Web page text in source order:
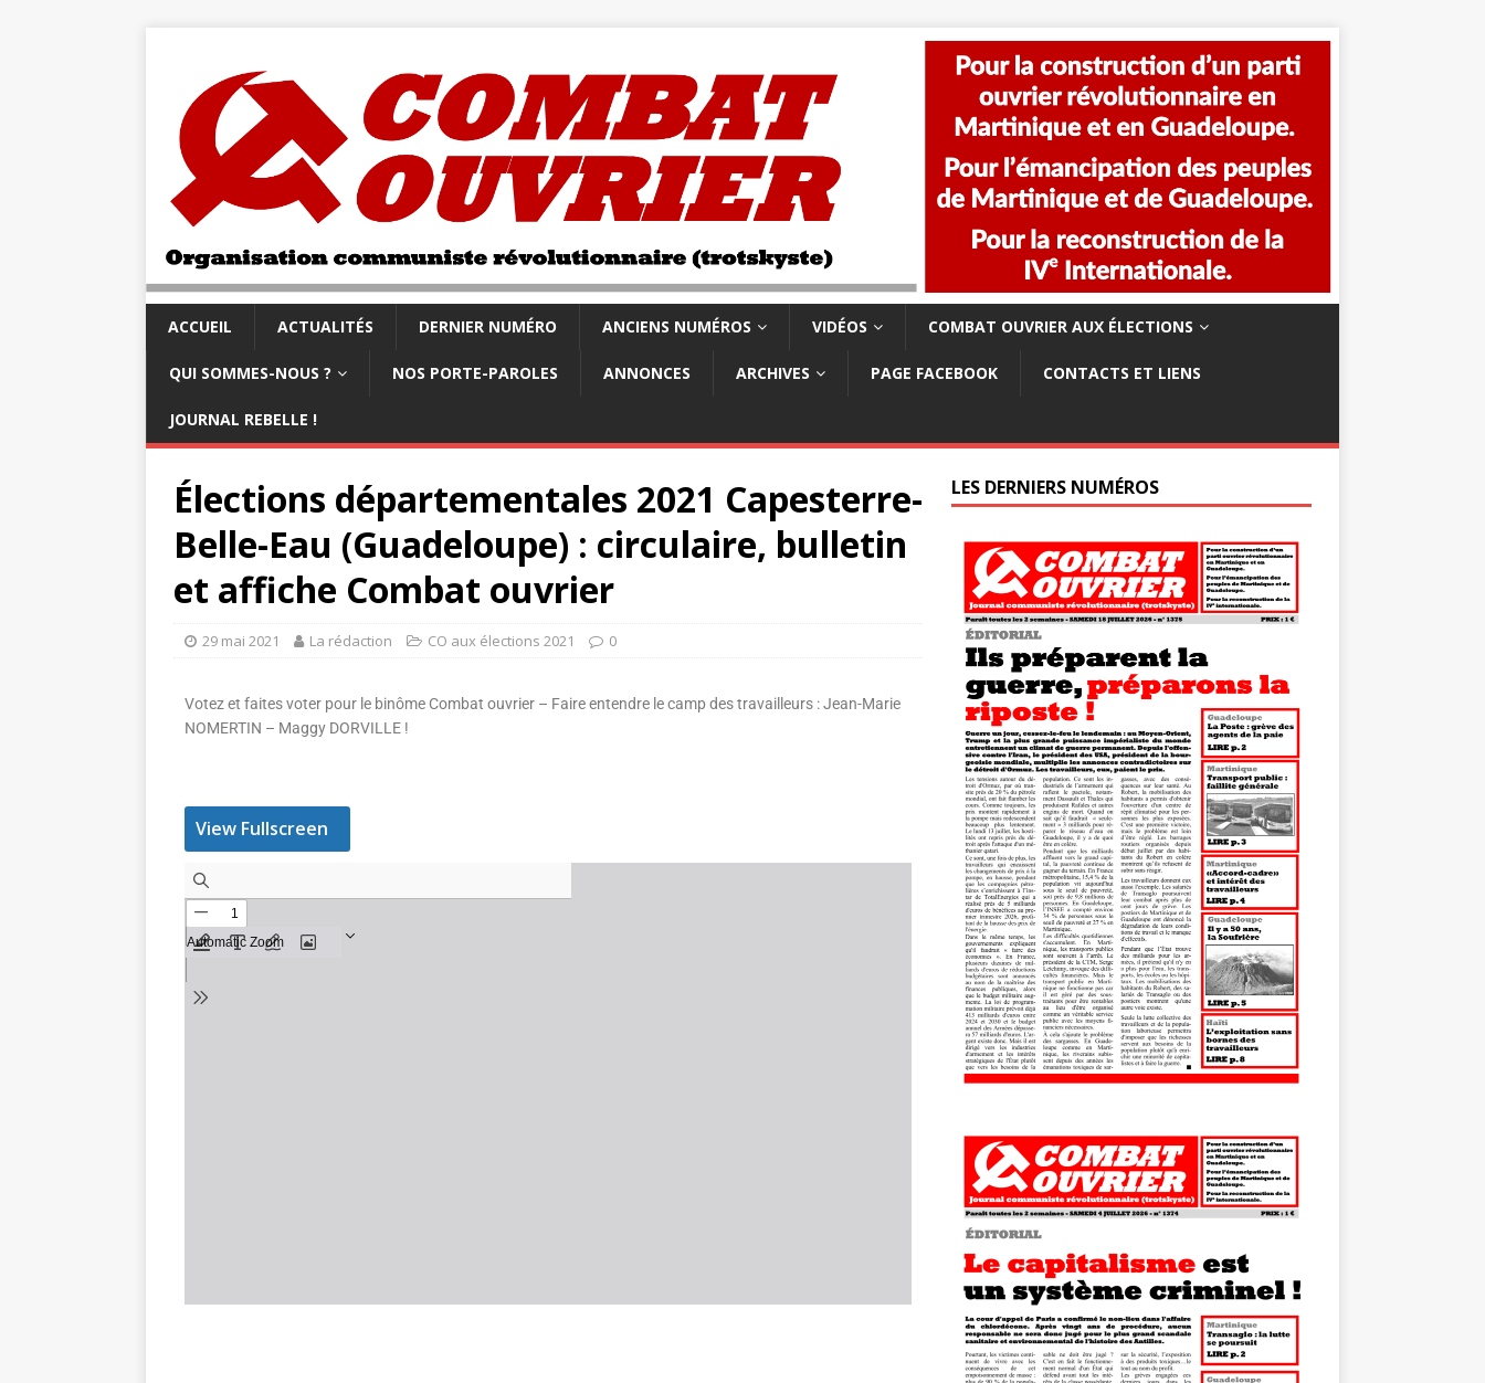
ACCUEIL ACTUALITÉS DERNIER NUMÉRO ANCIENS NUMÉROS VIDÉOS COMBAT OUVRIER AUX ÉLECTIONS
QUI SOMMES-NOUS ? NOS PORTE-PAROLES ANNONCES ARCHIVES PAGE FACEBOOK CONTACTS ET LIENS
JOURNAL REBELLE !
Élections départementales 2021 Capesterre-
Belle-Eau (Guadeloupe) : circulaire, bulletin
et affiche Combat ouvrier
29 mai 2021 La rédaction CO aux élections 2021 0
Votez et faites voter pour le binôme Combat ouvrier – Faire entendre le camp des travailleurs : Jean-Marie
NOMERTIN – Maggy DORVILLE !
View Fullscreen
LES DERNIERS NUMÉROS